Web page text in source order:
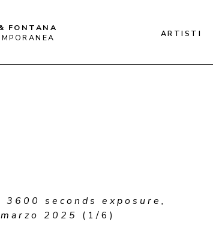
FONTANA
ARTISTI
seconds exposure,
2025 (1/6)